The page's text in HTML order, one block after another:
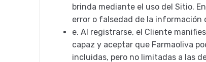
brinda mediante el uso del Sitio.
error o falsedad de la información
e. Al registrarse, el Cliente
capaz y aceptar que Farmaoliva
incluidas, pero no limitadas a las